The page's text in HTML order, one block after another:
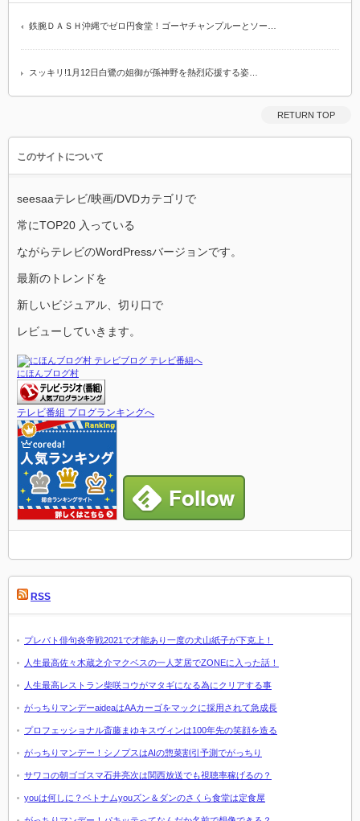
鉄腕ＤＡＳＨ沖縄でゼロ円食堂！ゴーヤチャンプルーとソー…
スッキリ!1月12日白鷺の姐御が孫神野を熱烈応援する姿…
RETURN TOP
このサイトについて
seesaaテレビ/映画/DVDカテゴリで
常にTOP20 入っている
ながらテレビのWordPressバージョンです。
最新のトレンドを
新しいビジュアル、切り口で
レビューしていきます。
にほんブログ村
テレビ番組 ブログランキングへ
RSS
プレバト俳句炎帝戦2021で才能あり一度の犬山紙子が下克上！
人生最高佐々木蔵之介マクベスの一人芝居でZONEに入った話！
人生最高レストラン柴咲コウがマタギになる為にクリアする事
がっちりマンデーaideaはAAカーゴをマックに採用されて急成長
プロフェッショナル斎藤まゆキスヴィンは100年先の笑顔を造る
がっちりマンデー！シノプスはAIの惣菜割引予測でがっちり
サワコの朝ゴゴスマ石井亮次は関西放送でも視聴率稼げるの？
youは何しに？ベトナムyouズン＆ダンのさくら食堂は定食屋